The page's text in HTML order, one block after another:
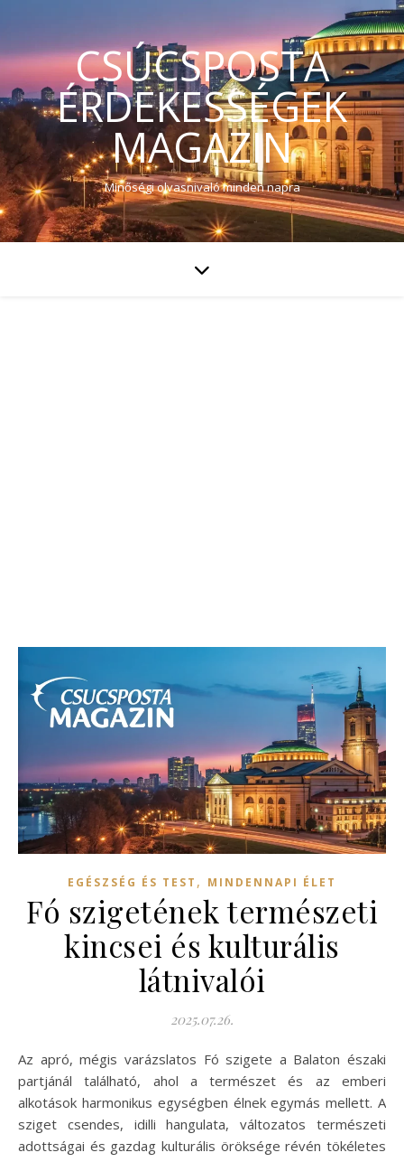
CSÚCSPOSTA
ÉRDEKESSÉGEK
MAGAZIN
Minőségi olvasnivaló minden napra
EGÉSZSÉG ÉS TEST , MINDENNAPI ÉLET
Fó szigetének természeti
kincsei és kulturális
látnivalói
2025.07.26.
Az apró, mégis varázslatos Fó szigete a Balaton északi
partjánál található, ahol a természet és az emberi
alkotások harmonikus egységben élnek egymás mellett. A
sziget csendes, idilli hangulata, változatos természeti
adottságai és gazdag kulturális öröksége révén tökéletes